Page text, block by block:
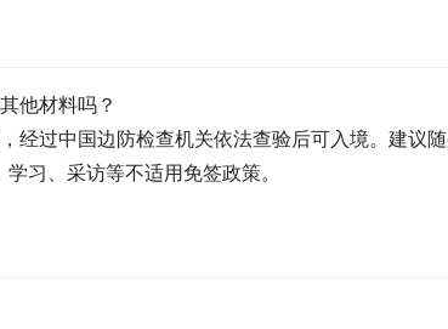
他材料吗？
经过中国边防检查机关依法查验后可入境。建议
习、采访等不适用免签政策。